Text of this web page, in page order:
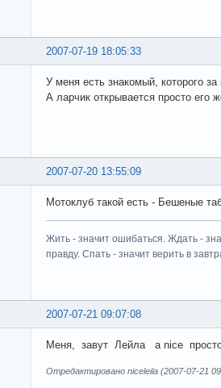
2007-07-19 18:05:33
У меня есть знакомый, которого
А ларчик открывается просто его
2007-07-20 13:55:09
Мотоклуб такой есть - Бешеные
Жить - значит ошибаться. Ждать -
правду. Спать - значит верить в
2007-07-21 09:07:08
Меня, завут Лейла а nice
Отредактировано niceleila (2007-07-21